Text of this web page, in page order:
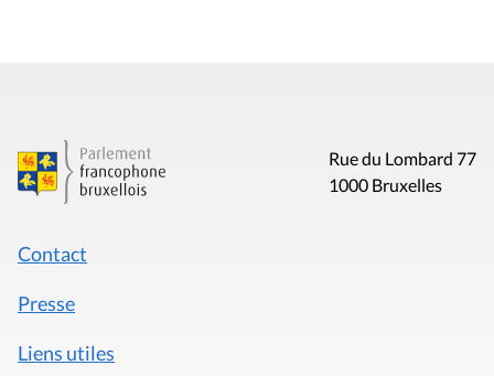
Rue du Lombard 77
1000 Bruxelles
Contact
Presse
Liens utiles